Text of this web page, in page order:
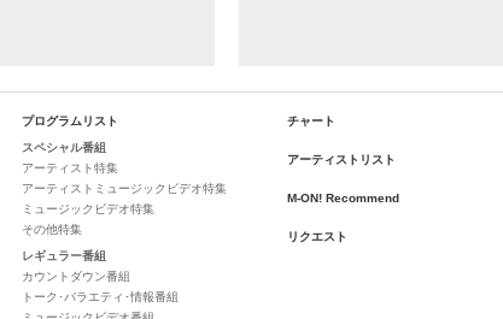
プログラムリスト
スペシャル番組
アーティスト特集
アーティストミュージックビデオ特集
ミュージックビデオ特集
その他特集
レギュラー番組
カウントダウン番組
トーク･バラエティ･情報番組
チャート
アーティストリスト
M-ON! Recommend
リクエスト